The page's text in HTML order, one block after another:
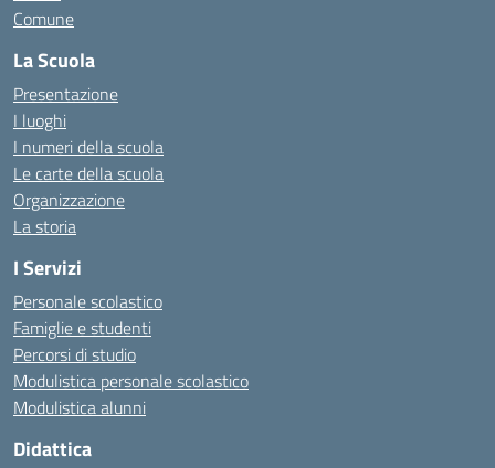
Comune
La Scuola
Presentazione
I luoghi
I numeri della scuola
Le carte della scuola
Organizzazione
La storia
I Servizi
Personale scolastico
Famiglie e studenti
Percorsi di studio
Modulistica personale scolastico
Modulistica alunni
Didattica